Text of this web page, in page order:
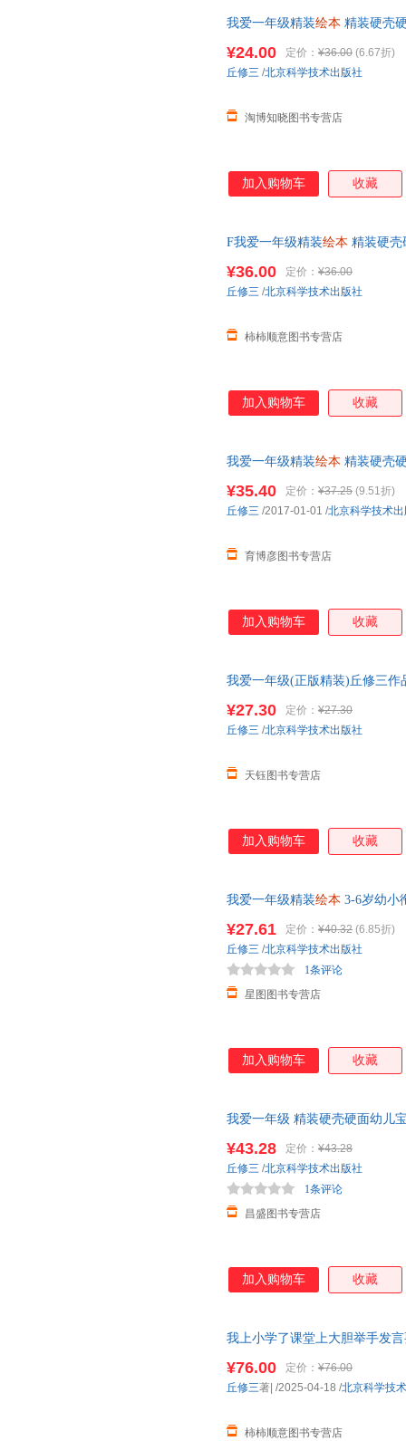
我爱一年级精装绘本 精装硬壳
¥24.00 定价： ¥36.00 (6.67折)
淘博知晓图书专营店
丘修三 /北京科学技术出版社
加入购物车 收藏
F我爱一年级精装绘本 精装硬壳
¥36.00 定价： ¥36.00
柿柿顺意图书专营店
丘修三 /北京科学技术出版社
加入购物车 收藏
我爱一年级精装绘本 精装硬壳
¥35.40 定价： ¥37.25 (9.51折)
育博彦图书专营店
丘修三 /2017-01-01 /北京科学技术
加入购物车 收藏
我爱一年级(正版精装)丘修三
¥27.30 定价： ¥27.30
天钰图书专营店
丘修三 /北京科学技术出版社
加入购物车 收藏
我爱一年级精装绘本 3-6岁幼小
¥27.61 定价： ¥40.32 (6.85折)
星图图书专营店
1条评论
丘修三 /北京科学技术出版社
加入购物车 收藏
我爱一年级 精装硬壳硬面幼儿
¥43.28 定价： ¥43.28
昌盛图书专营店
1条评论
丘修三 /北京科学技术出版社
加入购物车 收藏
我上小学了课堂上大胆举手发
¥76.00 定价： ¥76.00
柿柿顺意图书专营店
丘修三著| /2025-04-18 /北京科学技